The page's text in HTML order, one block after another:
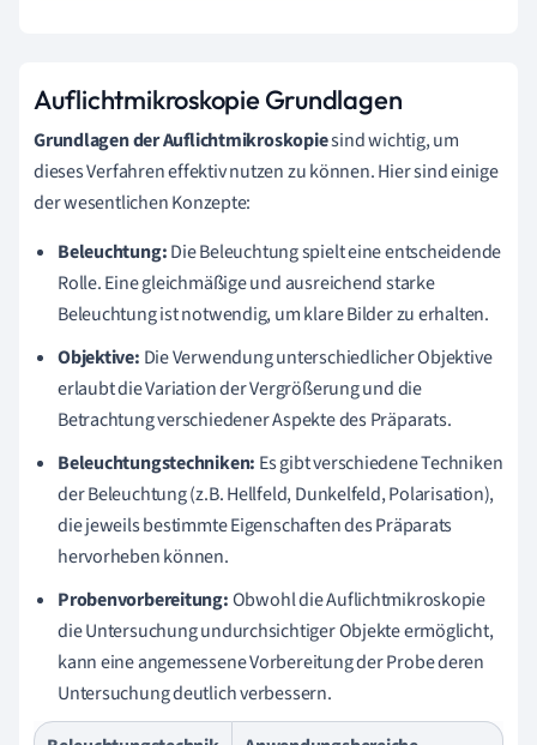
Auflichtmikroskopie Grundlagen
Grundlagen der Auflichtmikroskopiesind wichtig, um
dieses Verfahren effektiv nutzen zu können. Hier sind einige
der wesentlichen Konzepte:
Beleuchtung:Die Beleuchtung spielt eine entscheidende
Rolle. Eine gleichmäßige und ausreichend starke
Beleuchtung ist notwendig, um klare Bilder zu erhalten.
Objektive: Die Verwendung unterschiedlicher Objektive
erlaubt die Variation der Vergrößerung und die
Betrachtung verschiedener Aspekte des Präparats.
Beleuchtungstechniken: Es gibt verschiedene Techniken
der Beleuchtung (z.B. Hellfeld, Dunkelfeld, Polarisation),
die jeweils bestimmte Eigenschaften des Präparats
hervorheben können.
Probenvorbereitung:Obwohl die Auflichtmikroskopie
die Untersuchung undurchsichtiger Objekte ermöglicht,
kann eine angemessene Vorbereitung der Probe deren
Untersuchung deutlich verbessern.